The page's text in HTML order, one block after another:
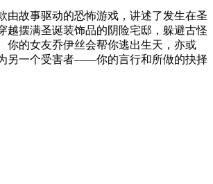
由故事驱动的恐怖游戏，讲述了发生在圣
越摆满圣诞装饰品的阴险宅邸，躲避古怪
你的女友乔伊丝会帮你逃出生天，亦或
一个受害者——你的言行和所做的抉择